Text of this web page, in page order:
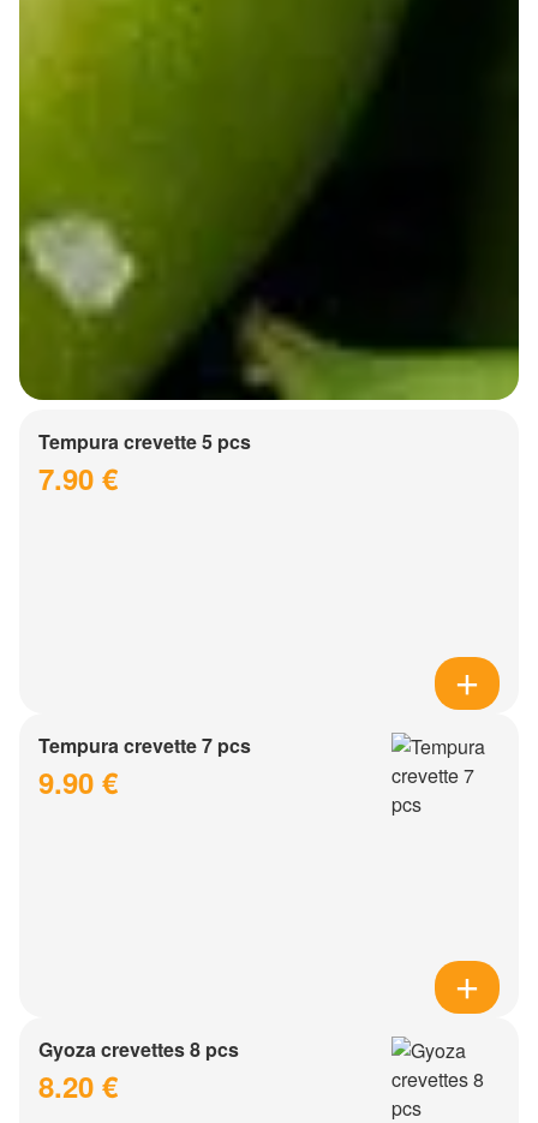
Tempura crevette 5 pcs
7.90 €
Tempura crevette 7 pcs
9.90 €
Gyoza crevettes 8 pcs
8.20 €